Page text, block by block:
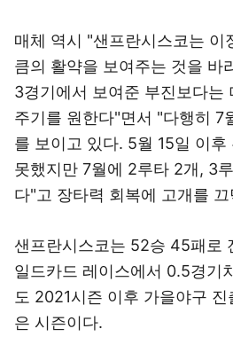
매체 역시 "샌프란시스코는 이
큼의 활약을 보여주는 것을 바
3경기에서 보여준 부진보다는
주기를 원한다"면서 "다행히 7
를 보이고 있다. 5월 15일 이후
못했지만 7월에 2루타 2개, 3
다"고 장타력 회복에 고개를 끄
샌프란시스코는 52승 45패로
일드카드 레이스에서 0.5경기
도 2021시즌 이후 가을야구
은 시즌이다.